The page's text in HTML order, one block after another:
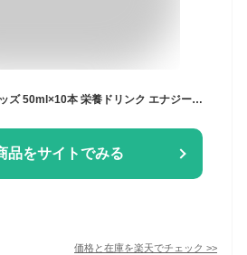
大正製薬 リポビタンDキッズ 50ml×10本 栄養ドリンク エナジードリンク 栄養補助食品 健康食品
品をサイトでみる
価格と在庫を楽天でチェック >>